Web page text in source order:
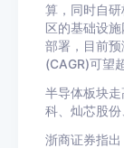
算，同时自
区的基础设
部署，目前
(CAGR)可望
半导体板块
科、灿芯股份
浙商证券指